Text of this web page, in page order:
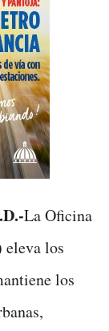
La Oficina
los
los